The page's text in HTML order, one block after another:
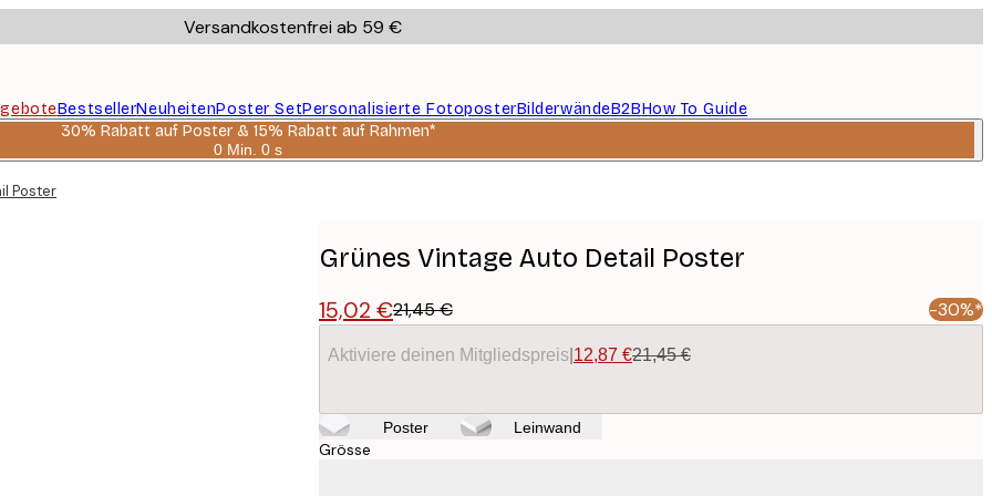
Versandkostenfrei ab 59 €
BestsellerNeuheitenPoster SetPersonalisierte FotoposterBilderwändeB2BHow To Guide
30% Rabatt auf Poster & 15% Rabatt auf Rahmen*
0 Min. 0 s
Gültig
Poster
Grünes Vintage Auto Detail Poster
15,02 €21,45 € -30%*
Aktiviere deinen Mitgliedspreis 12,87 €21,45 €
Poster Leinwand
Grösse